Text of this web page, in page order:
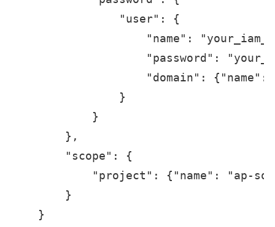
                "user": {
"name":
"password":
"domain": {"name":
                }
            }
        },
        "scope": {
"project": {"name": "ap-
        }
    }